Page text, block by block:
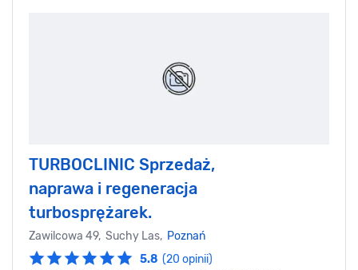
TURBOCLINIC Sprzedaż,
naprawa i regeneracja
turbosprężarek.
Zawilcowa 49, Suchy Las, Poznań
5.8 (20 opinii)